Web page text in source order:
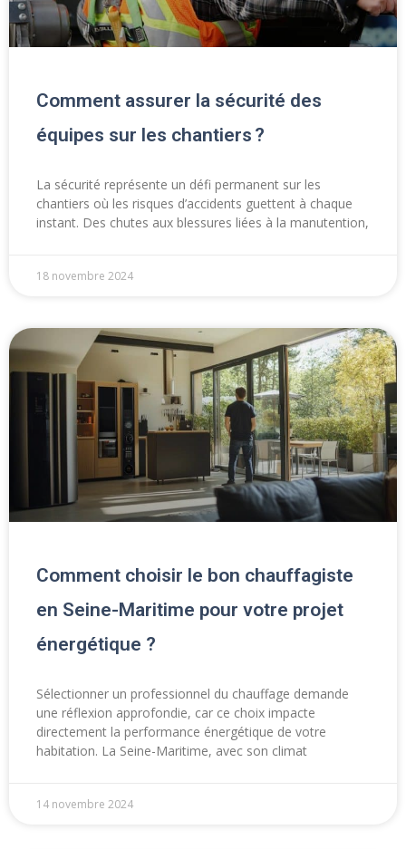
Comment assurer la sécurité des
équipes sur les chantiers ?
La sécurité représente un défi permanent sur les
chantiers où les risques d’accidents guettent à chaque
instant. Des chutes aux blessures liées à la manutention,
18 novembre 2024
Comment choisir le bon chauffagiste
en Seine-Maritime pour votre projet
énergétique ?
Sélectionner un professionnel du chauffage demande
une réflexion approfondie, car ce choix impacte
directement la performance énergétique de votre
habitation. La Seine-Maritime, avec son climat
14 novembre 2024